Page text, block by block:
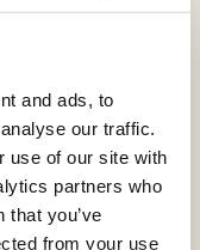
and ads, to
our traffic.
use of our site with
partners who
that you’ve
from your use